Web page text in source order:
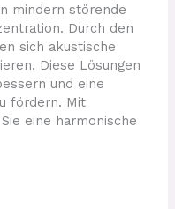
mindern störende
Durch den
sich akustische
Diese Lösungen
und eine
fördern. Mit
eine harmonische